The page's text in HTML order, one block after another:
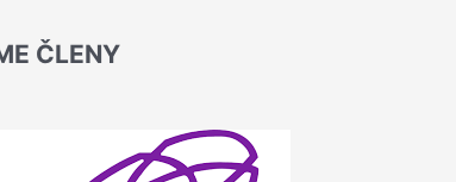
ČLENY